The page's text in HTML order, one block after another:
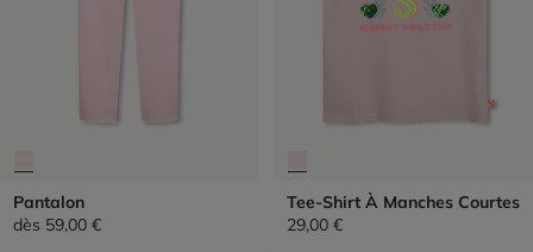
Pantalon
dès 59,00 €
Tee-Shirt À Manches Courtes
29,00 €